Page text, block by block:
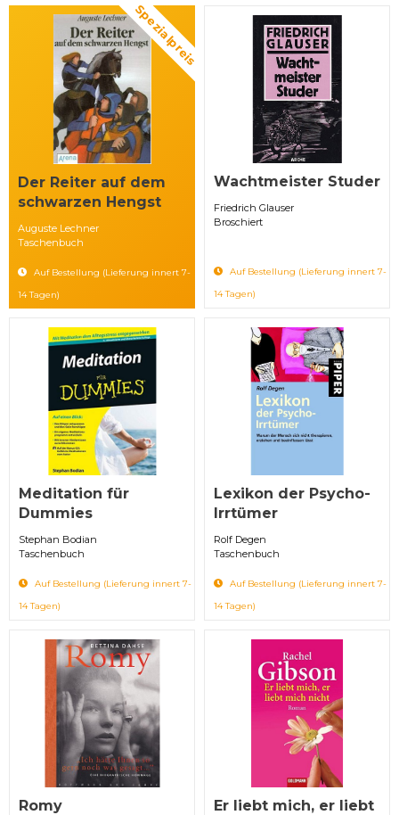
Spezialpreis
Der Reiter auf dem
schwarzen Hengst
Auguste Lechner
Taschenbuch
Auf Bestellung (Lieferung innert 7-
14 Tagen)
Wachtmeister Studer
Friedrich Glauser
Broschiert
Auf Bestellung (Lieferung innert 7-
14 Tagen)
Meditation für
Dummies
Stephan Bodian
Taschenbuch
Auf Bestellung (Lieferung innert 7-
14 Tagen)
Lexikon der Psycho-
Irrtümer
Rolf Degen
Taschenbuch
Auf Bestellung (Lieferung innert 7-
14 Tagen)
Romy
Er liebt mich, er liebt